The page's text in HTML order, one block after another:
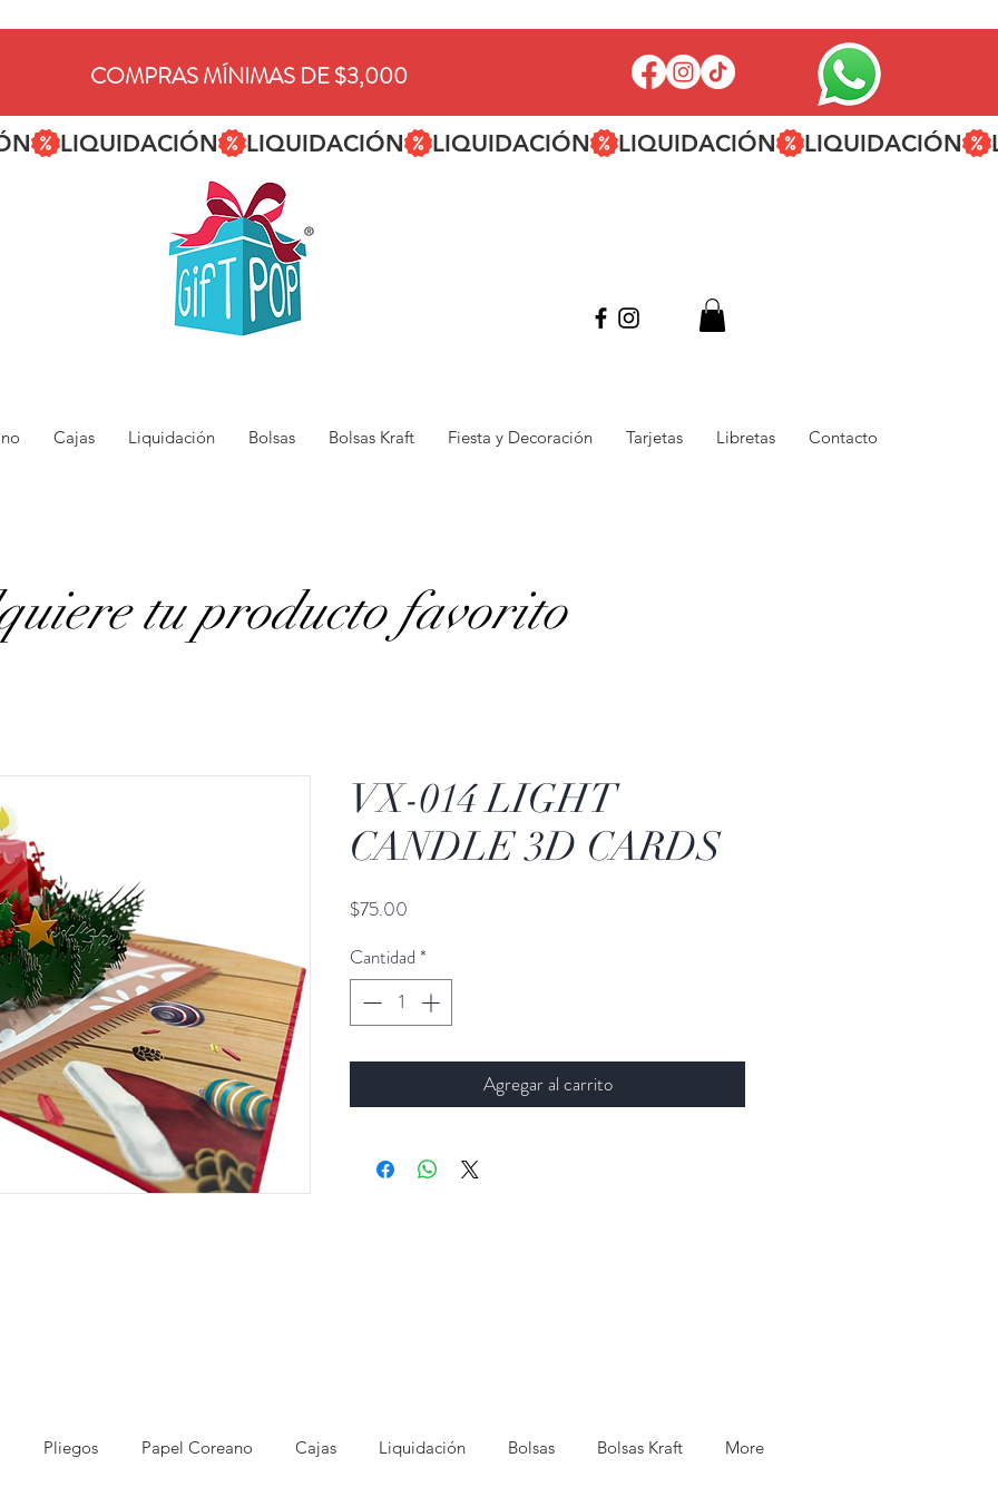
COMPRAS MÍNIMAS DE $3,000
Cajas Liquidación Bolsas Bolsas Kraft Fiesta y Decoración Tarjetas Libretas Contacto
tu producto favorito
VX-014 LIGHT
CANDLE 3D CARDS
$75.00
Cantidad *
Agregar al carrito
Pliegos Papel Coreano Cajas Liquidación Bolsas Bolsas Kraft More